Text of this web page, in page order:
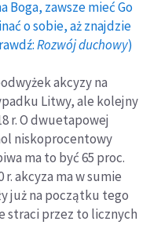
Boga, zawsze mieć Go
o sobie, aż znajdzie
Rozwój duchowy)
akcyzy na
Litwy, ale kolejny
r. O dwuetapowej
niskoprocentowy
ma to być 65 proc.
akcyza ma w sumie
już na początku tego
straci przez to licznych